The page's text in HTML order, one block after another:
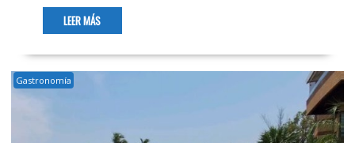
LEER MÁS
Gastronomía